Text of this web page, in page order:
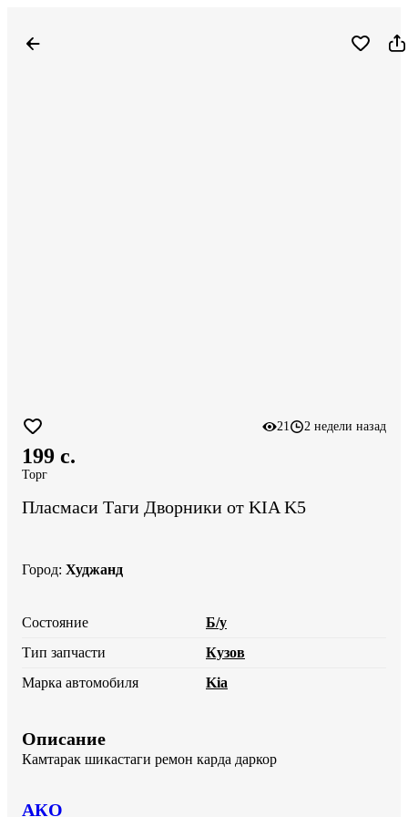
21 2 недели назад
199 c.
Торг
Пласмаси Таги Дворники от KIA K5
Город: Худжанд
Состояние
Б/у
Тип запчасти
Кузов
Марка автомобиля
Kia
Описание
Камтарак шикастаги ремон карда даркор
АКО